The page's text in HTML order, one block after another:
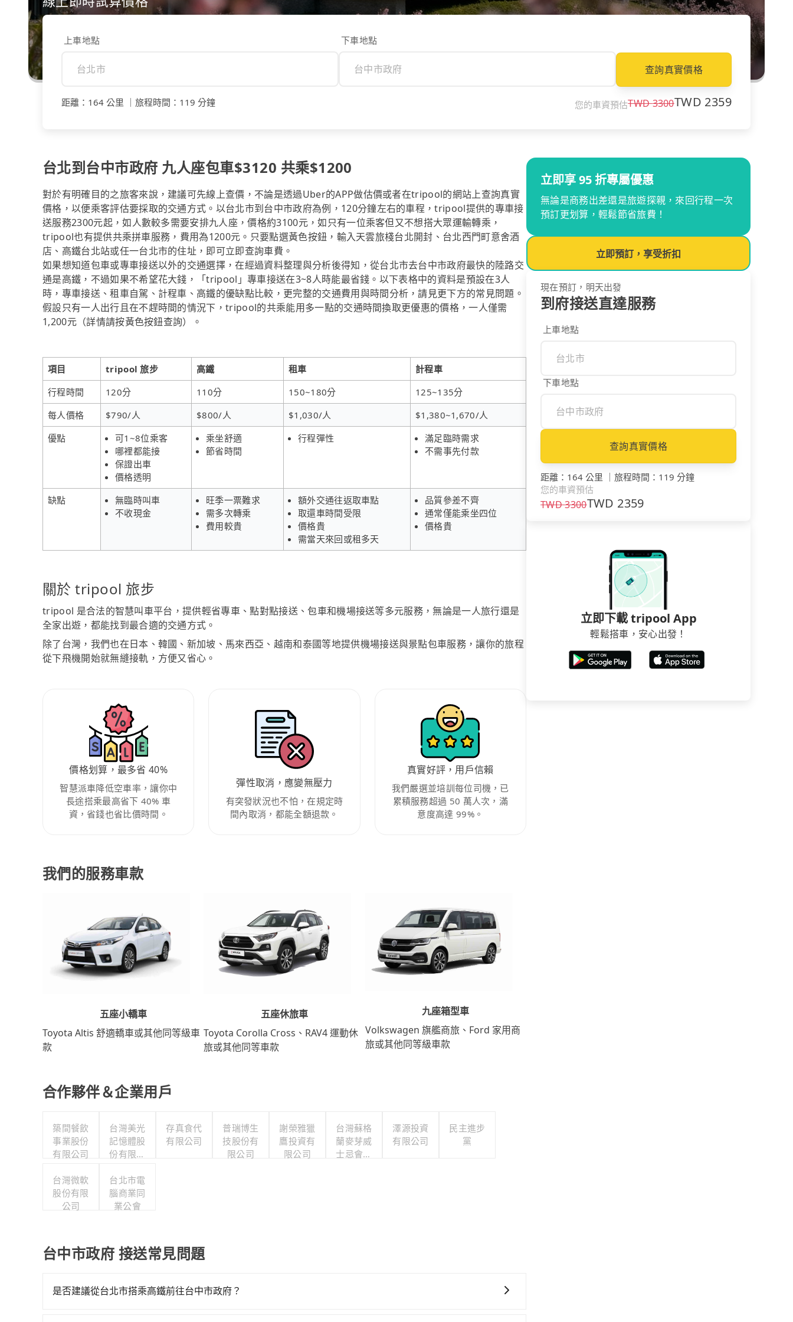
上車地點 下車地點
查詢真實價格
距離 ： 164 公里 旅程時間 ： 119 分鐘 您的車資預估TWD3300TWD 2359
台北到台中市政府 九人座包車$3120 共乘$1200
對於有明確目的之旅客來說，建議可先線上查價，不論是透過Uber的APP做估價或者在tripool的網站上查詢真實
價格，以便乘客評估要採取的交通方式。以台北市到台中市政府為例，120分鐘左右的車程，tripool提供的專車接
送服務2300元起，如人數較多需要安排九人座，價格約3100元，如只有一位乘客但又不想搭大眾運輸轉乘，
tripool也有提供共乘拼車服務，費用為1200元。只要點選黃色按鈕，輸入天雲旅棧台北開封、台北西門町意舍酒
店、高鐵台北站或任一台北市的住址，即可立即查詢車費。
如果想知道包車或專車接送以外的交通選擇，在經過資料整理與分析後得知，從台北市去台中市政府最快的陸路交
通是高鐵，不過如果不希望花大錢，「tripool」專車接送在3~8人時能最省錢。以下表格中的資料是預設在3人
時，專車接送、租車自駕、計程車、高鐵的優缺點比較，更完整的交通費用與時間分析，請見更下方的常見問題。
假設只有一人出行且在不趕時間的情況下，tripool的共乘能用多一點的交通時間換取更優惠的價格，一人僅需
1,200元（詳情請按黃色按鈕查詢）。
項目 tripool 旅步 高鐵 租車
計程車
行程時間
120分 110分 150~180分
125~135分
每人價格
$790/人 $800/人 $1,030/人
$1,380~1,670/人
優點
可1~8位乘客
哪裡都能接
保證出車
價格透明
乘坐舒適
節省時間
行程彈性
滿足臨時需求
不需事先付款
缺點
無臨時叫車
不收現金
旺季一票難求
需多次轉乘
費用較貴
額外交通往返取車點
取還車時間受限
價格貴
需當天來回或租多天
品質參差不齊
通常僅能乘坐四位
價格貴
關於 tripool 旅步
tripool 是合法的智慧叫車平台，提供輕省專車、點對點接送、包車和機場接送等多元服務，無論是一人旅行還是
全家出遊，都能找到最合適的交通方式。
除了台灣，我們也在日本、韓國、新加坡、馬來西亞、越南和泰國等地提供機場接送與景點包車服務，讓你的旅程
從下飛機開始就無縫接軌，方便又省心。
價格划算，最多省 40%
智慧派車降低空車率，讓你中
長途搭乘最高省下 40% 車
資，省錢也省比價時間。
彈性取消，應變無壓力
有突發狀況也不怕，在規定時
間內取消，都能全額退款。
真實好評，用戶信賴
我們嚴選並培訓每位司機，已
累積服務超過 50 萬人次，滿
意度高達 99%。
我們的服務車款
五座小轎車
Toyota Altis 舒適轎車或其他同等級車
款
五座休旅車
Toyota Corolla Cross、RAV4 運動休
旅或其他同等車款
九座箱型車
Volkswagen 旗艦商旅、Ford 家用商
旅或其他同等級車款
合作夥伴＆企業用戶
築間餐飲
事業股份
有限公司
台灣美光
記憶體股
份有限公
存真食代
有限公司
普瑞博生
技股份有
限公司
謝榮雅獵
鷹投資有
限公司
台灣蘇格
蘭麥芽威
士忌會所
澤源投資
有限公司
民主進步
黨
台灣微軟
股份有限
公司
台北市電
腦商業同
業公會
台中市政府 接送常見問題
是否建議從台北市搭乘高鐵前往台中市政府？
立即享 95 折專屬優惠
無論是商務出差還是旅遊探親，來回行程一次
預訂更划算，輕鬆節省旅費！
立即預訂，享受折扣
現在預訂，明天出發
到府接送直達服務
上車地點
下車地點
查詢真實價格
距離 ： 164 公里 ｜ 旅程時間 ： 119 分鐘
您的車資預估
TWD3300TWD 2359
立即下載 tripool App
輕鬆搭車，安心出發！